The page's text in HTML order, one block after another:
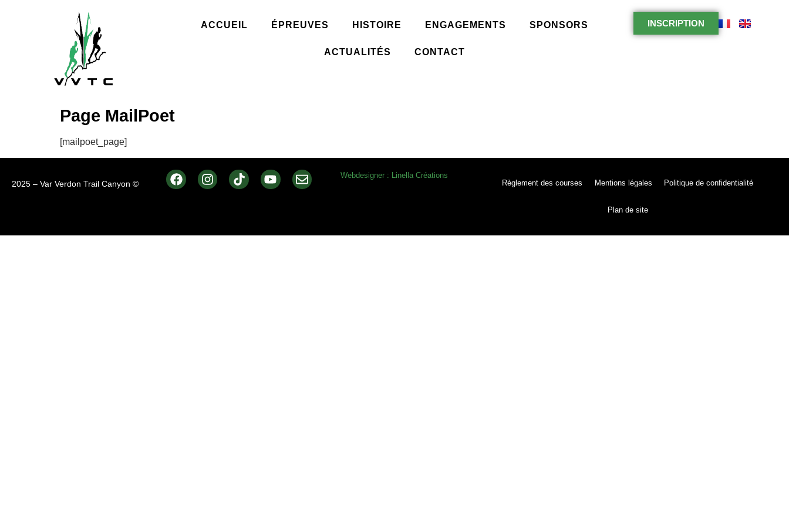
ACCUEIL ÉPREUVES HISTOIRE ENGAGEMENTS SPONSORS
ACTUALITÉS CONTACT
INSCRIPTION
Page MailPoet
[mailpoet_page]
2025 – Var Verdon Trail Canyon © ​
Webdesigner : Linella Créations
Règlement des courses
Mentions légales Politique de confidentialité
Plan de site